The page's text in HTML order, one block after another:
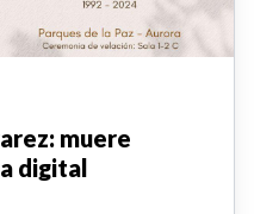
muere
digital